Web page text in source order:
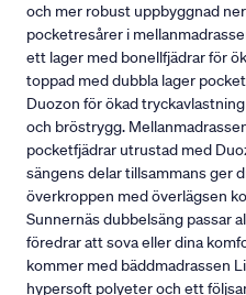
och mer robust uppbyggnad
pocketresårer i
ett lager med bonellfjädrar för
toppad med dubbla lager
Duozon för ökad
och bröstrygg.
pocketfjädrar utrustad med
sängens delar tillsammans ger
överkroppen med överlägsen
Sunnernäs dubbelsäng passar
föredrar att sova eller dina
kommer med bäddmadrassen
hypersoft polyeter och ett